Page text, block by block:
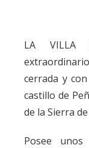
LA VILLA
cerrada y
castillo de
de la Sierra de
Posee